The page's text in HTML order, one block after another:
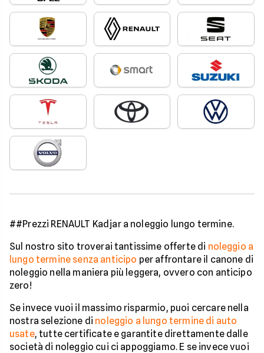
##Prezzi RENAULT Kadjar a noleggio lungo termine.
Sul nostro sito troverai tantissime offerte di noleggio a
lungo termine senza anticipo per affrontare il canone di
noleggio nella maniera più leggera, ovvero con anticipo
zero!
Se invece vuoi il massimo risparmio, puoi cercare nella
nostra selezione di noleggio a lungo termine di auto
usate, tutte certificate e garantite direttamente dalle
società di noleggio cui ci appoggiamo. E se invece vuoi